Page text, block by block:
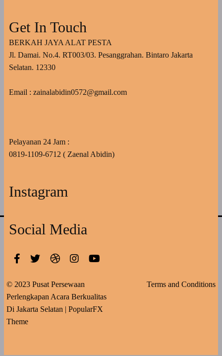
Get In Touch
BERKAH JAYA ALAT PESTA
Jl. Damai. No.4. RT003/03. Pesanggrahan. Bintaro Jakarta
Selatan. 12330
Email : zainalabidin0572@gmail.com
Pelayanan 24 Jam :
0819-1109-6712 ( Zaenal Abidin)
Instagram
Social Media
© 2023 Pusat Persewaan
Perlengkapan Acara Berkualitas
Di Jakarta Selatan | PopularFX
Theme
Terms and Conditions